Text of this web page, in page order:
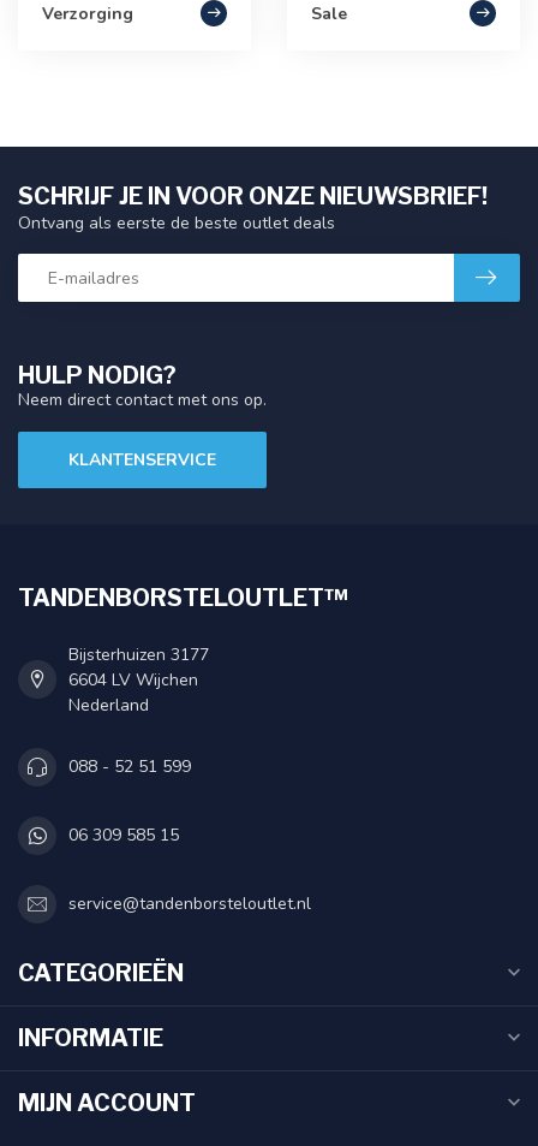
Verzorging Sale
HULP NODIG?
Neem direct contact met ons op.
KLANTENSERVICE
SCHRIJF JE IN VOOR ONZE NIEUWSBRIEF!
Ontvang als eerste de beste outlet deals
TANDENBORSTELOUTLET™
Bijsterhuizen 3177
6604 LV Wijchen
Nederland
088 - 52 51 599
06 309 585 15
service@tandenborsteloutlet.nl
CATEGORIEËN
INFORMATIE
MIJN ACCOUNT